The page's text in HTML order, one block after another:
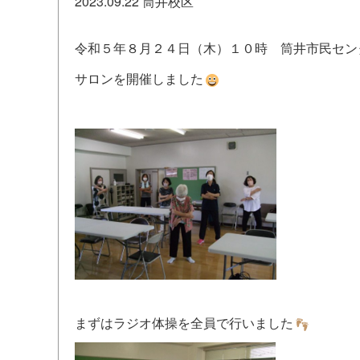
令和５年８月２４日（木）１０時 筒井市民セ
サロンを開催しました
まずはラジオ体操を全員で行いました